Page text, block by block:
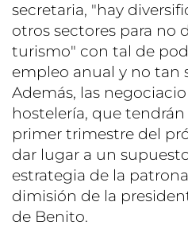
secretaria, "hay
otros sectores para no
turismo" con tal de
empleo anual y no tan
Además, las
hostelería, que
primer trimestre del
dar lugar a un
estrategia de la
dimisión de la
de Benito.